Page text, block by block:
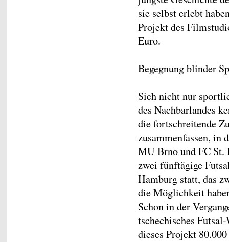
sie selbst erlebt
Projekt des
Euro.
Begegnung blinder
Sich nicht nur
des Nachbarlandes
die fortschreitende
zusammenfassen, in
MU Brno und FC St.
zwei fünftägige
Hamburg statt, das
die Möglichkeit
Schon in der
tschechisches
dieses Projekt